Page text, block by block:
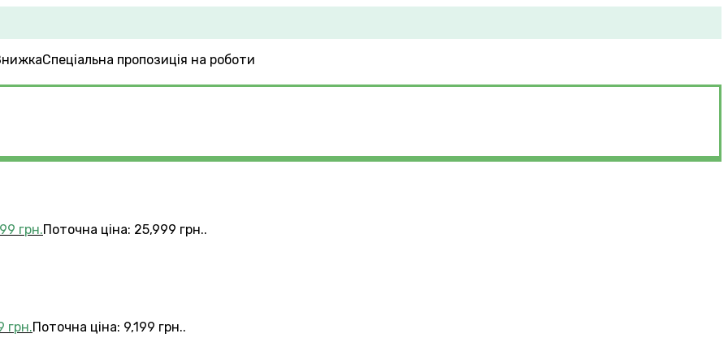
Спеціальна пропозиція на роботи
грн.Поточна ціна: 25,999 грн..
грн.Поточна ціна: 9,199 грн..